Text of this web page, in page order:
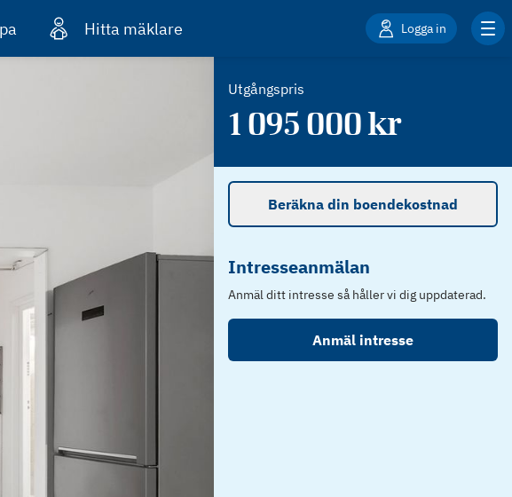
Hitta mäklare Logga in
Utgångspris
1 095 000kr
Beräkna din boendekostnad
Intresseanmälan
Anmäl ditt intresse så håller vi dig uppdaterad.
Anmäl intresse